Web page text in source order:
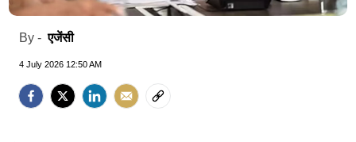
By -एजेंसी
4 July 2026 12:50 AM